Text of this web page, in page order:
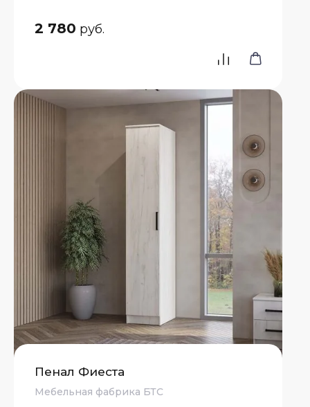
2 780 руб.
Пенал Фиеста
Мебельная фабрика БТС